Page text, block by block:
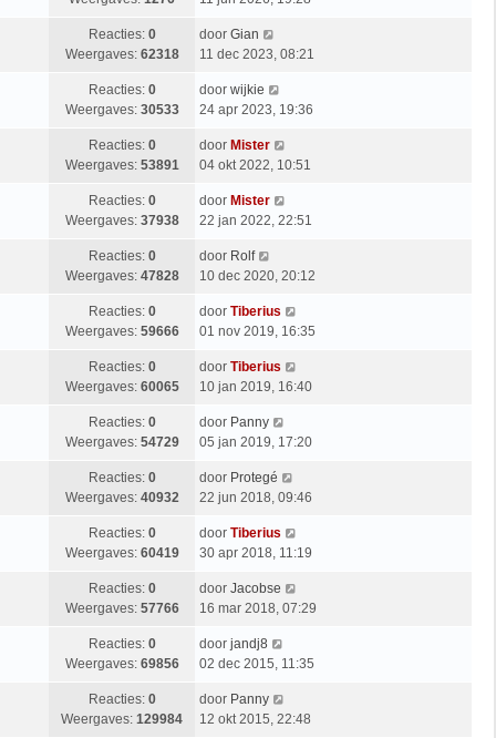
Reacties: 0
Weergaves: 62318
door Gian
11 dec 2023, 08:21
Reacties: 0
Weergaves: 30533
door wijkie
24 apr 2023, 19:36
Reacties: 0
Weergaves: 53891
door Mister
04 okt 2022, 10:51
Reacties: 0
Weergaves: 37938
door Mister
22 jan 2022, 22:51
Reacties: 0
Weergaves: 47828
door Rolf
10 dec 2020, 20:12
Reacties: 0
Weergaves: 59666
door Tiberius
01 nov 2019, 16:35
Reacties: 0
Weergaves: 60065
door Tiberius
10 jan 2019, 16:40
Reacties: 0
Weergaves: 54729
door Panny
05 jan 2019, 17:20
Reacties: 0
Weergaves: 40932
door Protegé
22 jun 2018, 09:46
Reacties: 0
Weergaves: 60419
door Tiberius
30 apr 2018, 11:19
Reacties: 0
Weergaves: 57766
door Jacobse
16 mar 2018, 07:29
Reacties: 0
Weergaves: 69856
door jandj8
02 dec 2015, 11:35
Reacties: 0
Weergaves: 129984
door Panny
12 okt 2015, 22:48